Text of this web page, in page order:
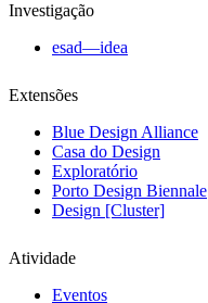
Investigação
esad—idea
Extensões
Blue Design Alliance
Casa do Design
Exploratório
Porto Design Biennale
Design [Cluster]
Atividade
Eventos